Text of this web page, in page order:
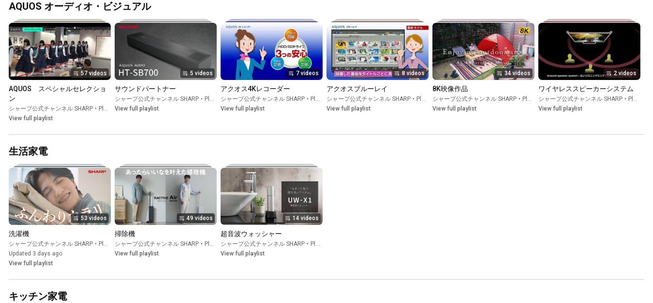
AQUOS オーディオ・ビジュアル
57 videos
AQUOS　スペシャルセレクショ
ン
シャープ公式チャンネル SHARP • Playlist
View full playlist
5 videos
サウンドパートナー
シャープ公式チャンネル SHARP • Playlist
View full playlist
7 videos
アクオス4Kレコーダー
シャープ公式チャンネル SHARP • Playlist
View full playlist
8 videos
アクオスブルーレイ
シャープ公式チャンネル SHARP • Playlist
View full playlist
34 videos
8K映像作品
シャープ公式チャンネル SHARP • Playlist
View full playlist
2 videos
ワイヤレススピーカーシステム
シャープ公式チャンネル SHARP • Playlist
View full playlist
生活家電
53 videos
洗濯機
シャープ公式チャンネル SHARP • Playlist
Updated 3 days ago
View full playlist
49 videos
掃除機
シャープ公式チャンネル SHARP • Playlist
View full playlist
14 videos
超音波ウォッシャー
シャープ公式チャンネル SHARP • Playlist
View full playlist
キッチン家電